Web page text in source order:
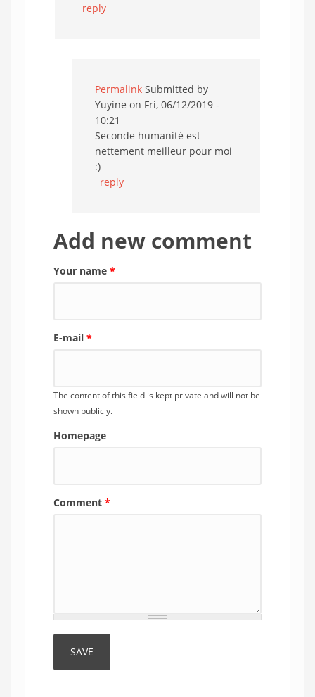
reply
Permalink Submitted by
Yuyine on Fri, 06/12/2019 -
10:21
Seconde humanité est
nettement meilleur pour moi
:)
reply
Add new comment
Your name *
E-mail *
The content of this field is kept private and will not be
shown publicly.
Homepage
Comment *